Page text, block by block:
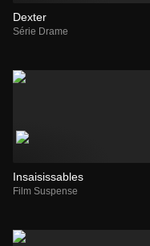
Dexter
Série Drame
Insaisissables
Film Suspense